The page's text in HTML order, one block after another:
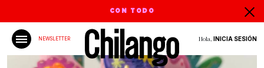
CON TODO
NEWSLETTER Hola, INICIA SESIÓN